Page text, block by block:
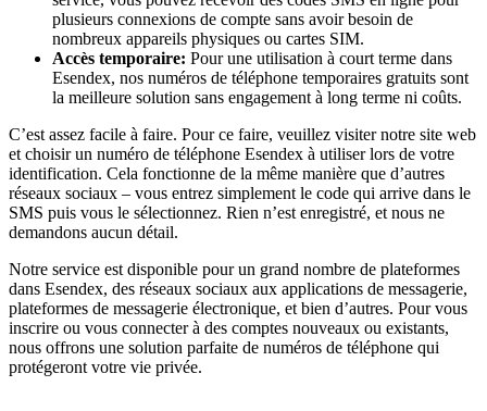
plusieurs connexions de compte sans avoir besoin de
nombreux appareils physiques ou cartes SIM.
Accès temporaire: Pour une utilisation à court terme dans
Esendex, nos numéros de téléphone temporaires gratuits sont
la meilleure solution sans engagement à long terme ni coûts.
C’est assez facile à faire. Pour ce faire, veuillez visiter notre site web
et choisir un numéro de téléphone Esendex à utiliser lors de votre
identification. Cela fonctionne de la même manière que d’autres
réseaux sociaux – vous entrez simplement le code qui arrive dans le
SMS puis vous le sélectionnez. Rien n’est enregistré, et nous ne
demandons aucun détail.
Notre service est disponible pour un grand nombre de plateformes
dans Esendex, des réseaux sociaux aux applications de messagerie,
plateformes de messagerie électronique, et bien d’autres. Pour vous
inscrire ou vous connecter à des comptes nouveaux ou existants,
nous offrons une solution parfaite de numéros de téléphone qui
protégeront votre vie privée.